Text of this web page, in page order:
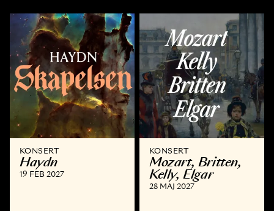
KONSERT
Haydn
19 FEB 2027
KONSERT
Mozart, Britten,
Kelly, Elgar
28 MAJ 2027